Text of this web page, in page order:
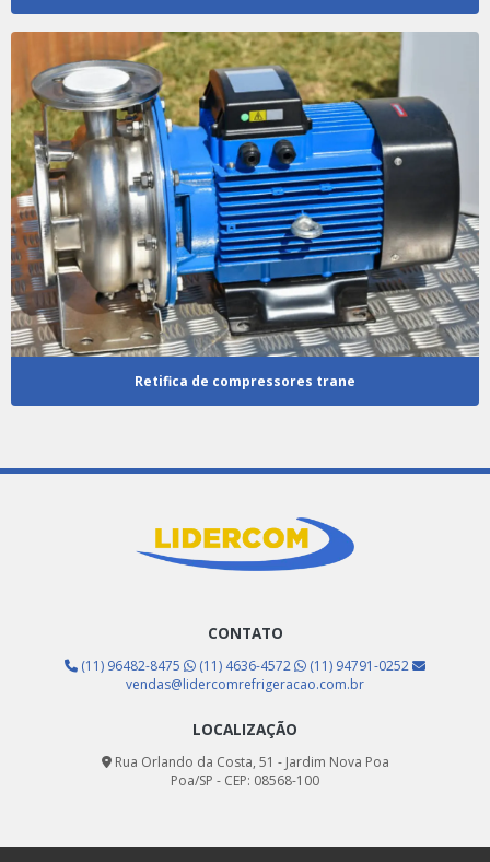
Retifica de compressores trane
CONTATO
(11) 96482-8475 (11) 4636-4572
(11) 94791-0252
vendas@lidercomrefrigeracao.com.br
LOCALIZAÇÃO
Rua Orlando da Costa, 51 - Jardim Nova Poa
Poa/SP - CEP: 08568-100